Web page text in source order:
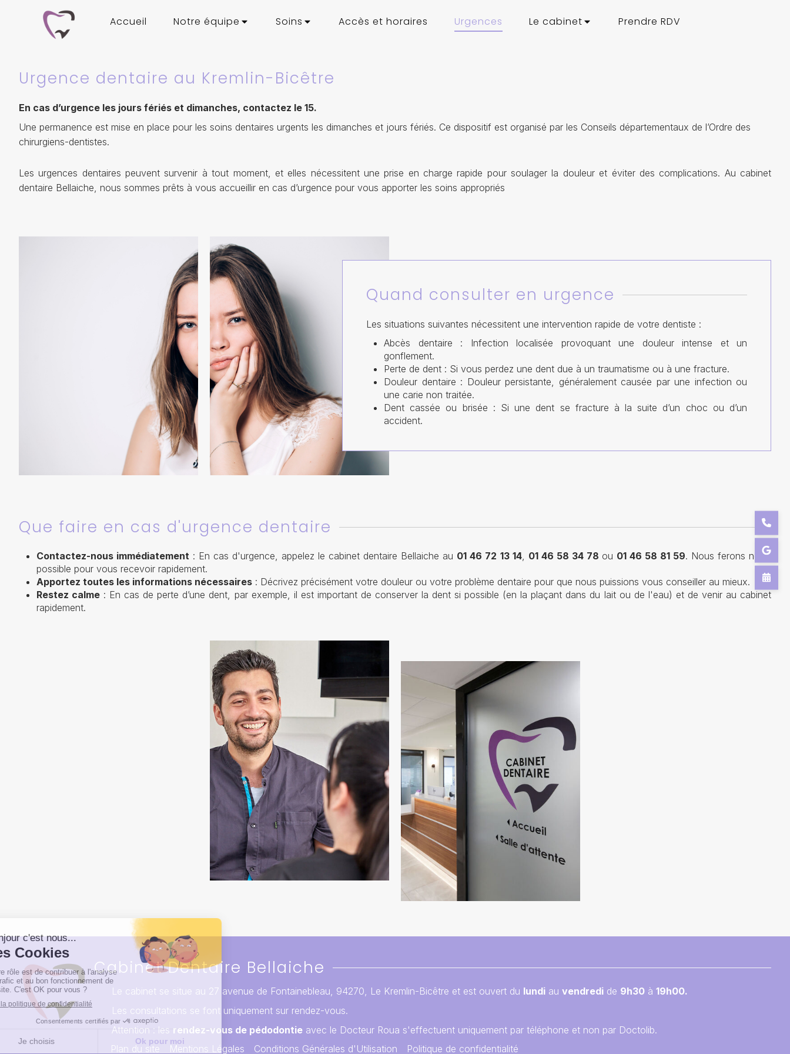
Accueil Notre équipe Soins Accès et horaires Urgences Le cabinet Prendre RDV
Urgence dentaire au Kremlin-Bicêtre
En cas d’urgence les jours fériés et dimanches, contactez le 15.
Une permanence est mise en place pour les soins dentaires urgents les dimanches et jours fériés. Ce dispositif est organisé par les Conseils départementaux de l’Ordre des
chirurgiens-dentistes.
Les urgences dentaires peuvent survenir à tout moment, et elles nécessitent une prise en charge rapide pour soulager la douleur et éviter des complications. Au cabinet
dentaire Bellaiche, nous sommes prêts à vous accueillir en cas d’urgence pour vous apporter les soins appropriés
Quand consulter en urgence
Les situations suivantes nécessitent une intervention rapide de votre dentiste :
Abcès dentaire : Infection localisée provoquant une douleur intense et un
gonflement.
Perte de dent : Si vous perdez une dent due à un traumatisme ou à une fracture.
Douleur dentaire : Douleur persistante, généralement causée par une infection ou
une carie non traitée.
Dent cassée ou brisée : Si une dent se fracture à la suite d’un choc ou d’un
accident.
Que faire en cas d'urgence dentaire
Contactez-nous immédiatement : En cas d'urgence, appelez le cabinet dentaire Bellaiche au 01 46 72 13 14, 01 46 58 34 78 ou 01 46 58 81 59. Nous ferons notre
possible pour vous recevoir rapidement.
Apportez toutes les informations nécessaires : Décrivez précisément votre douleur ou votre problème dentaire pour que nous puissions vous conseiller au mieux.
Restez calme : En cas de perte d’une dent, par exemple, il est important de conserver la dent si possible (en la plaçant dans du lait ou de l'eau) et de venir au cabinet
rapidement.
Cabinet Dentaire Bellaiche
Le cabinet se situe au 27 avenue de Fontainebleau, 94270, Le Kremlin-Bicêtre et est ouvert du lundi auvendredi de 9h30 à19h00.
Les consultations se font uniquement sur rendez-vous.
Attention : les rendez-vous de pédodontie avec le Docteur Roua s'effectuent uniquement par téléphone et non par Doctolib.
Plan du site
Mentions Légales Conditions Générales d'Utilisation Politique de confidentialité